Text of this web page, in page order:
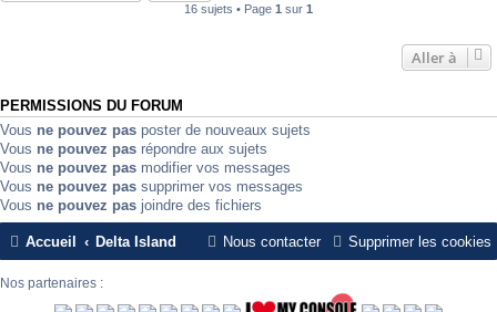
16 sujets • Page 1 sur 1
Aller à
PERMISSIONS DU FORUM
Vous ne pouvez pas poster de nouveaux sujets
Vous ne pouvez pas répondre aux sujets
Vous ne pouvez pas modifier vos messages
Vous ne pouvez pas supprimer vos messages
Vous ne pouvez pas joindre des fichiers
Accueil Delta Island Supprimer les cookies
Nous contacter
Nos partenaires :